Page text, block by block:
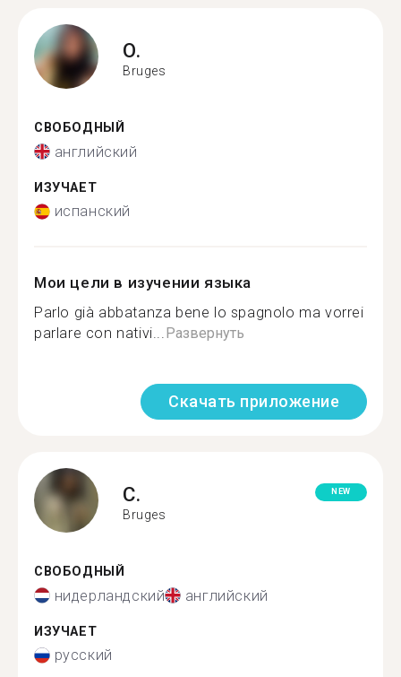
O.
Bruges
СВОБОДНЫЙ
английский
ИЗУЧАЕТ
испанский
Мои цели в изучении языка
Parlo già abbatanza bene lo spagnolo ma vorrei
parlare con nativi...Развернуть
Скачать приложение
C.
Bruges
NEW
СВОБОДНЫЙ
нидерландский английский
ИЗУЧАЕТ
русский